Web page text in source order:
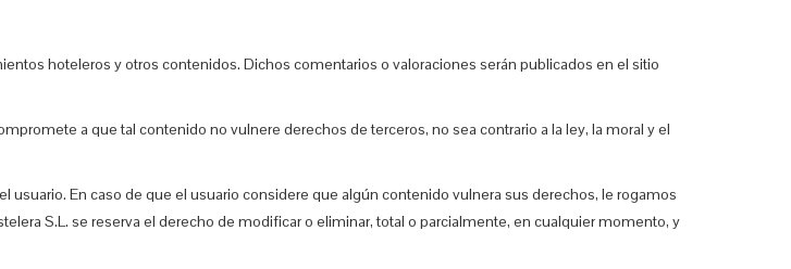
hoteleros y otros contenidos. Dichos comentarios o valoraciones serán publicados en el sitio
a que tal contenido no vulnere derechos de terceros, no sea contrario a la ley, la moral y el
usuario. En caso de que el usuario considere que algún contenido vulnera sus derechos, le rogamos
S.L. se reserva el derecho de modificar o eliminar, total o parcialmente, en cualquier momento, y